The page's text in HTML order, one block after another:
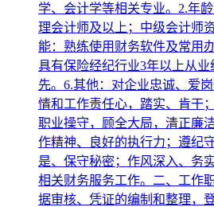
学、会计学等相关专业。2.年
理会计师及以上；中级会计师
能：熟练使用财务软件及常用
具有保险经纪行业3年以上从
先。6.其他：对企业忠诚、爱
情和工作责任心，踏实、肯干
职业操守，顾全大局，清正廉
作精神、良好的执行力；遵纪
是、保守秘密；作风深入、务
相关财务服务工作。二、工作
据审核、凭证的编制和整理，